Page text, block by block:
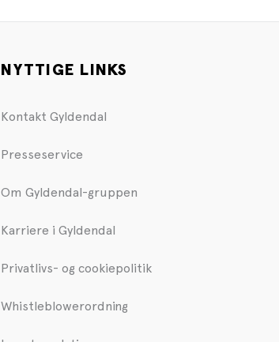
NYTTIGE LINKS
Kontakt Gyldendal
Presseservice
Om Gyldendal-gruppen
Karriere i Gyldendal
Privatlivs- og cookiepolitik
Whistleblowerordning